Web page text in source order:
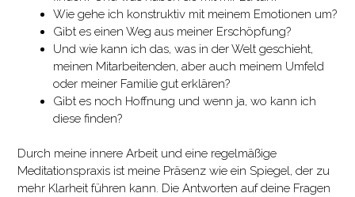
Wie gehe ich konstruktiv mit meinem Emotionen um?
Gibt es einen Weg aus meiner Erschöpfung?
Und wie kann ich das, was in der Welt geschieht,
meinen Mitarbeitenden, aber auch meinem Umfeld
oder meiner Familie gut erklären?
Gibt es noch Hoffnung und wenn ja, wo kann ich
diese finden?
Durch meine innere Arbeit und eine regelmäßige
Meditationspraxis ist meine Präsenz wie ein Spiegel, der zu
mehr Klarheit führen kann. Die Antworten auf deine Fragen